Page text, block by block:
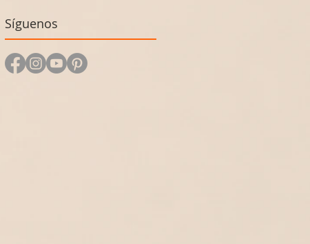
Síguenos